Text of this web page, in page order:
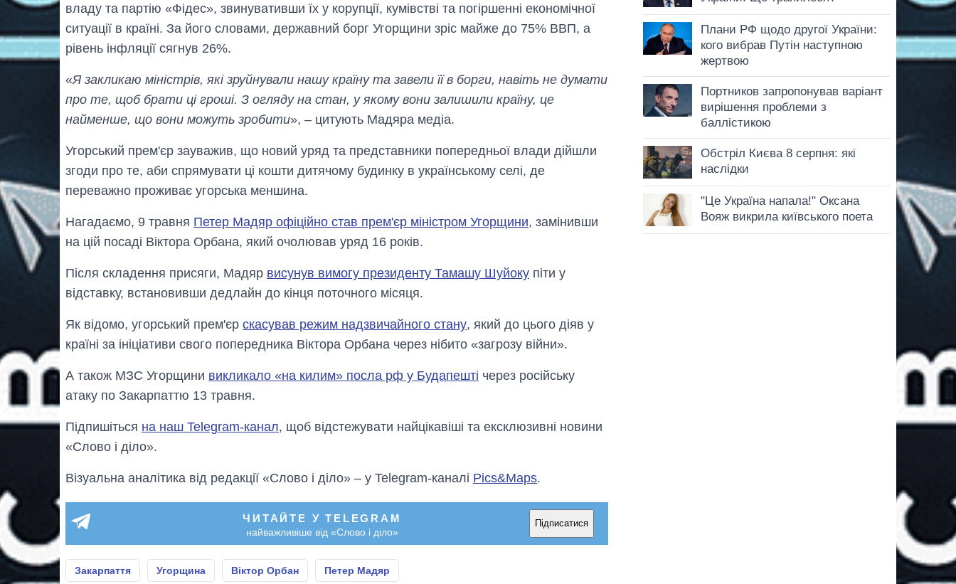
владу та партію «Фідес», звинувативши їх у корупції, кумівстві та погіршенні економічної
ситуації в країні. За його словами, державний борг Угорщини зріс майже до 75% ВВП, а
рівень інфляції сягнув 26%.
«Я закликаю міністрів, які зруйнували нашу країну та завели її в борги, навіть не думати
про те, щоб брати ці гроші. З огляду на стан, у якому вони залишили країну, це
найменше, що вони можуть зробити», – цитують Мадяра медіа.
Угорський прем'єр зауважив, що новий уряд та представники попередньої влади дійшли
згоди про те, аби спрямувати ці кошти дитячому будинку в українському селі, де
переважно проживає угорська меншина.
Нагадаємо, 9 травня Петер Мадяр офіційно став прем'єр міністром Угорщини, замінивши
на цій посаді Віктора Орбана, який очолював уряд 16 років.
Після складення присяги, Мадяр висунув вимогу президенту Тамашу Шуйоку піти у
відставку, встановивши дедлайн до кінця поточного місяця.
Як відомо, угорський прем'єр скасував режим надзвичайного стану, який до цього діяв у
країні за ініціативи свого попередника Віктора Орбана через нібито «загрозу війни».
А також МЗС Угорщини викликало «на килим» посла рф у Будапешті через російську
атаку по Закарпаттю 13 травня.
Підпишіться на наш Telegram-канал, щоб відстежувати найцікавіші та ексклюзивні новини
«Слово і діло».
Візуальна аналітика від редакції «Слово і діло» – у Telegram-каналі Pics&Maps.
ЧИТАЙТЕ У TELEGRAM
найважливіше від «Слово і діло»
Підписатися
Закарпаття Угорщина Віктор Орбан Петер Мадяр